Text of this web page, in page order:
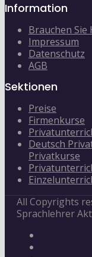
Information
Brauchen Sie
Impressum
Datenschutz
AGB
Sektionen
Preise
Firmenkurse
Deutsch
Privatkurse
All Copyrights
Sprachlehrer